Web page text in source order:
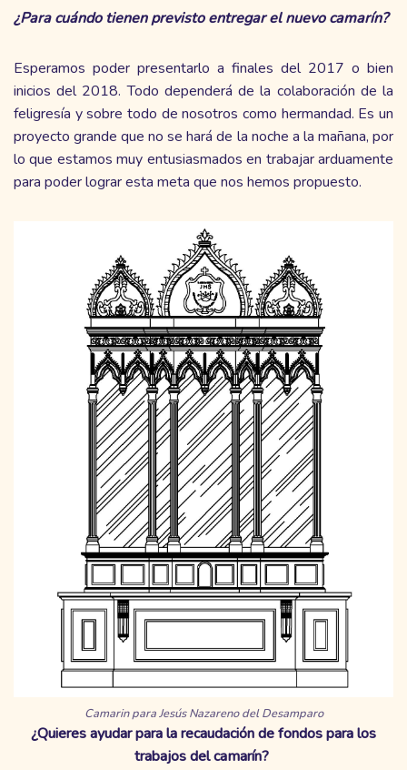
¿Para cuándo tienen previsto entregar el nuevo camarín?
Esperamos poder presentarlo a finales del 2017 o bien
inicios del 2018. Todo dependerá de la colaboración de la
feligresía y sobre todo de nosotros como hermandad. Es un
proyecto grande que no se hará de la noche a la mañana, por
lo que estamos muy entusiasmados en trabajar arduamente
para poder lograr esta meta que nos hemos propuesto.
Camarin para Jesús Nazareno del Desamparo
¿Quieres ayudar para la recaudación de fondos para los
trabajos del camarín?